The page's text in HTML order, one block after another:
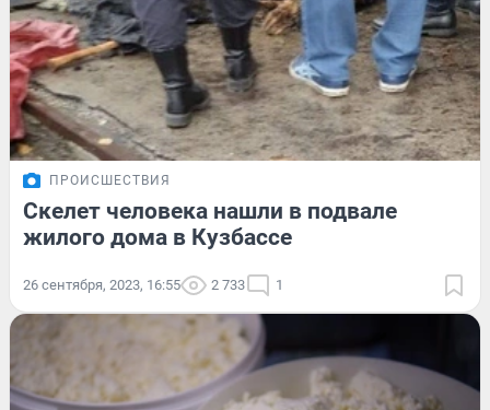
ПРОИСШЕСТВИЯ
Скелет человека нашли в подвале
жилого дома в Кузбассе
26 сентября, 2023, 16:55 2 733 1